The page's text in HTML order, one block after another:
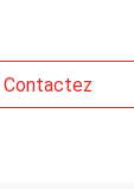
Contactez